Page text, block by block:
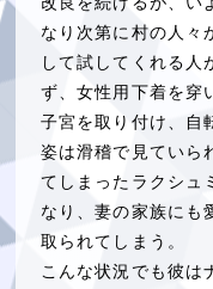
なり次第に村の人々
して試してくれる人
ず、女性用下着を穿
子宮を取り付け、自
姿は滑稽で見ていら
てしまったラクシュ
なり、妻の家族にも
取られてしまう。
こんな状況でも彼は